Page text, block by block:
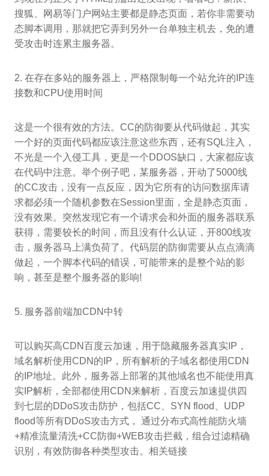
搜狐、网易等门户网站主要都是静态页面，若你非需要动
态脚本调用，那就把它弄到另外一台单独主机去，免的遭
受攻击时连累主服务器。
2. 在存在多站的服务器上，严格限制每一个站允许的IP连
接数和CPU使用时间
这是一个很有效的方法。CC的防御要从代码做起，其实
一个好的页面代码都应该注意这些东西，还有SQL注入，
不光是一个入侵工具，更是一个DDOS缺口，大家都应该
在代码中注意。举个例子吧，某服务器，开动了5000线
的CC攻击，没有一点反应，因为它所有的访问数据库请
求都必须一个随机参数在Session里面，全是静态页面，
没有效果。突然发现它有一个请求会和外面的服务器联系
获得，需要较长的时间，而且没有什么认证，开800线攻
击，服务器马上满负荷了。代码层的防御需要从点点滴滴
做起，一个脚本代码的错误，可能带来的是整个站的影
响，甚至是整个服务器的影响!
5. 服务器前端加CDN中转
可以购买高CDN百度云加速，用于隐藏服务器真实IP，
域名解析使用CDN的IP，所有解析的子域名都使用CDN
的IP地址。此外，服务器上部署的其他域名也不能使用真
实IP解析，全部都使用CDN来解析，百度云加速提供四
到七层的DDoS攻击防护，包括CC、SYN flood、UDP
flood等所有DDoS攻击方式， 通过分布式高性能防火墙
+精准流量清洗+CC防御+WEB攻击拦截，组合过滤精确
识别，有效防御各种类型攻击。相关链接